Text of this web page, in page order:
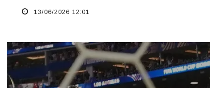
13/06/2026 12:01